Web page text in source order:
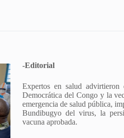
-Editorial
Expertos en salud
Democrática del Congo y la
emergencia de salud pública,
Bundibugyo del virus, la
vacuna aprobada.